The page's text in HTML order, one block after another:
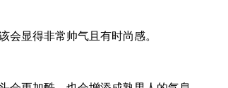
显得非常帅气且有时尚感。